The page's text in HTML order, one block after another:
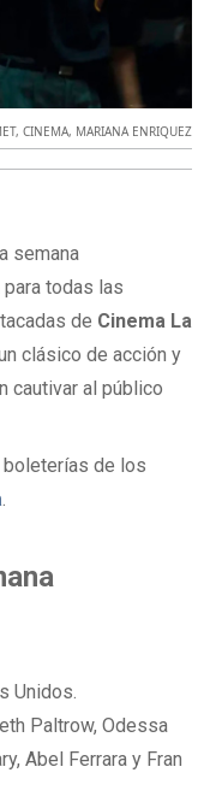
, CINEMA, MARIANA ENRIQUEZ
semana
todas las
de Cinema La
clásico de acción y
cautivar al público
boleterías de los
Unidos.
Paltrow, Odessa
Abel Ferrara y Fran